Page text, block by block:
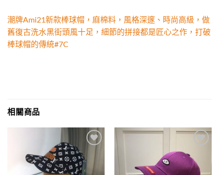
潮牌Ami21新款棒球帽，麻棉料，風格深邃、時尚高級，做
舊復古洗水黑街頭風十足，細節的拼接都是匠心之作，打破
棒球帽的傳統#7C
相關商品
Add to
wishlist
wishlist